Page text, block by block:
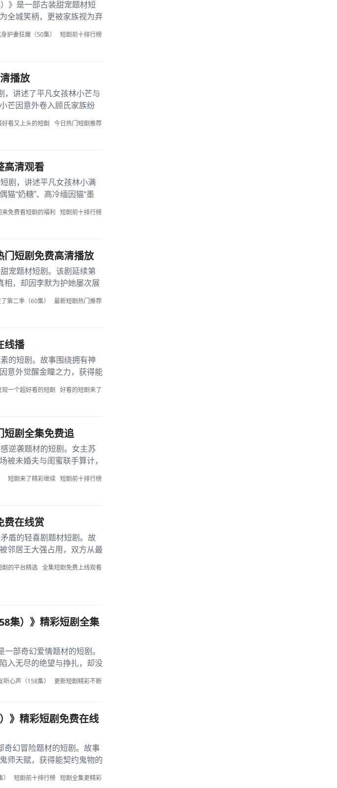
》是一部古装甜宠题材短
全城笑柄，更被家族视为弃
护妻狂魔（50集） 短剧前十排行榜
播放
，讲述了平凡女孩林小芒与
芒因意外卷入顾氏家族纷
好看又上头的短剧 今日热门短剧推荐
高清观看
剧，讲述平凡女孩林小满
“奶糖”、高冷缅因猫“墨
来免费看短剧的福利 短剧前十排行榜
门短剧免费高清播放
宠题材短剧。该剧延续第
相，却因李默为护她屡次展
第二季（60集） 最新短剧热门推荐
线播
的短剧。故事围绕拥有神
意外觉醒金瞳之力，获得能
现一个超好看的短剧 好看的短剧来了
短剧全集免费追
逆袭题材的短剧。女主苏
被未婚夫与闺蜜联手算计，
短剧来了精彩继续 短剧前十排行榜
费在线赏
盾的轻喜剧题材短剧。故
邻居王大强占用，双方从最
的平台精选 全集短剧免费上线观看
集）》精彩短剧全集
一部奇幻爱情题材的短剧。
入无尽的绝望与挣扎，却没
听心声（158集） 更新短剧精彩不断
》精彩短剧免费在线
奇幻冒险题材的短剧。故事
师天赋，获得能契约鬼物的
短剧前十排行榜 短剧全集更精彩